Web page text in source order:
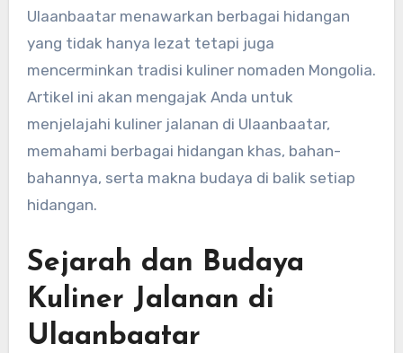
Ulaanbaatar menawarkan berbagai hidangan
yang tidak hanya lezat tetapi juga
mencerminkan tradisi kuliner nomaden Mongolia.
Artikel ini akan mengajak Anda untuk
menjelajahi kuliner jalanan di Ulaanbaatar,
memahami berbagai hidangan khas, bahan-
bahannya, serta makna budaya di balik setiap
hidangan.
Sejarah dan Budaya
Kuliner Jalanan di
Ulaanbaatar